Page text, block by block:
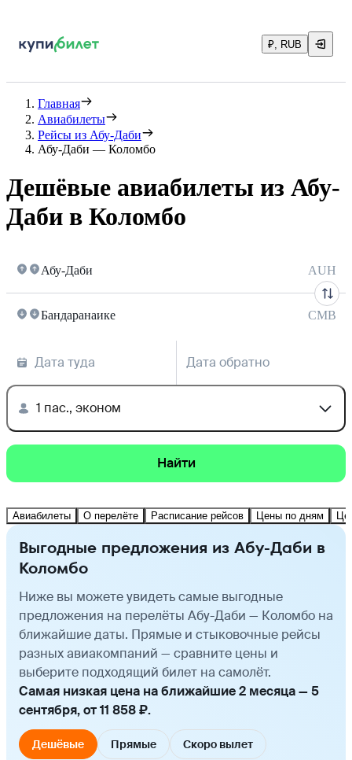
₽, RUB
Главная
Авиабилеты
Рейсы из Абу-Даби
Абу-Даби — Коломбо
Дешёвые авиабилеты из Абу-
Даби в Коломбо
Абу-Даби AUH
Бандаранаике CMB
Дата туда Дата обратно
1 пас., эконом
Найти
Авиабилеты О перелёте Расписание рейсов Цены по дням
Выгодные предложения из Абу-Даби в
Коломбо
Ниже вы можете увидеть самые выгодные
предложения на перелёты Абу-Даби — Коломбо на
ближайшие даты. Прямые и стыковочные рейсы
разных авиакомпаний — сравните цены и
выберите подходящий билет на самолёт.
Самая низкая цена на ближайшие 2 месяца — 5
сентября, от 11 858 ₽.
Дешёвые Прямые Скоро вылет